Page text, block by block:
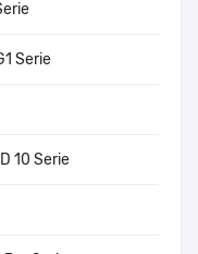
Serie
10 Serie